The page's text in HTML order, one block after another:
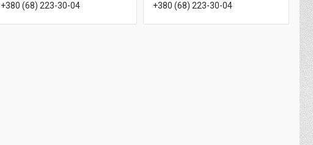
+380 (68) 223-30-04 +380 (68) 223-30-04